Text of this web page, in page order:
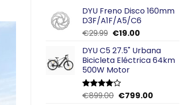
DYU Freno Disco 160mm
D3F/A1F/A5/C6
€29.99 El
original
era:
€29.99.
€19.00El
actual
es:
DYU C5 27.5" Urbana
Bicicleta Eléctrica 64km
500W Motor
Valorado
€899.00 El
€799.00El